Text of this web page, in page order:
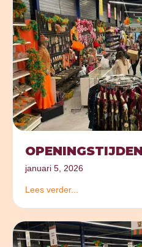
januari 5, 2026
Lees verder...